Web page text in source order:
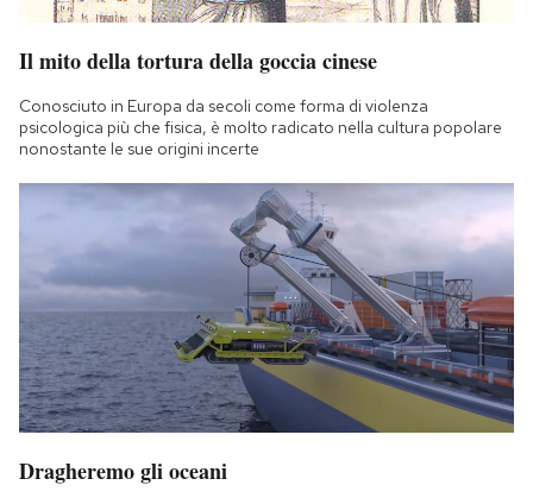
Il mito della tortura della goccia cinese
Conosciuto in Europa da secoli come forma di violenza
psicologica più che fisica, è molto radicato nella cultura popolare
nonostante le sue origini incerte
Dragheremo gli oceani